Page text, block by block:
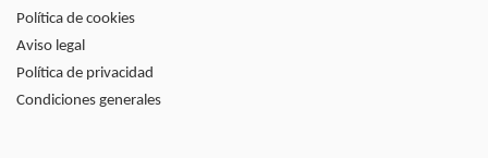
Política de cookies
Aviso legal
Política de privacidad
Condiciones generales